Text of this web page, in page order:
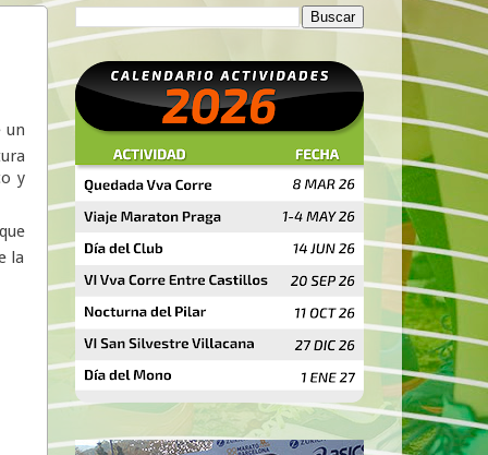
un
y
la